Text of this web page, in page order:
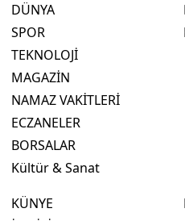
DÜNYA
SPOR
TEKNOLOJİ
MAGAZİN
NAMAZ VAKİTLERİ
ECZANELER
BORSALAR
Kültür & Sanat
KÜNYE